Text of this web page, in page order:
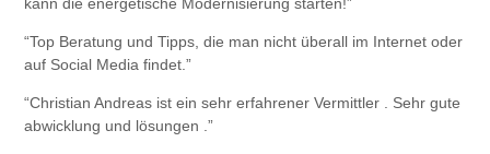
kann die energetische Modernisierung starten!”
“Top Beratung und Tipps, die man nicht überall im Internet oder
auf Social Media findet.”
“Christian Andreas ist ein sehr erfahrener Vermittler . Sehr gute
abwicklung und lösungen .”